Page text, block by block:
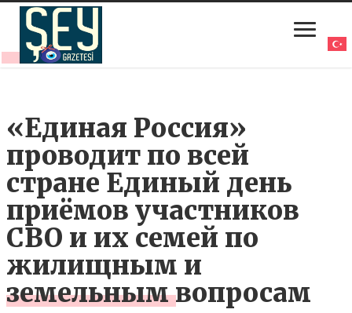
«Единая Россия»
проводит по всей
стране Единый день
приёмов участников
СВО и их семей по
жилищным и
земельным вопросам